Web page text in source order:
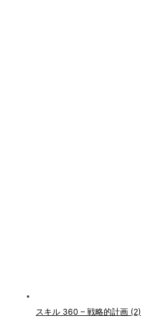
スキル 360 – 戦略的計画 (2)